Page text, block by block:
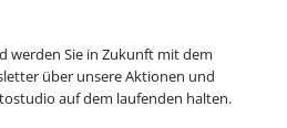
werden Sie in Zukunft mit dem
über unsere Aktionen und
auf dem laufenden halten.